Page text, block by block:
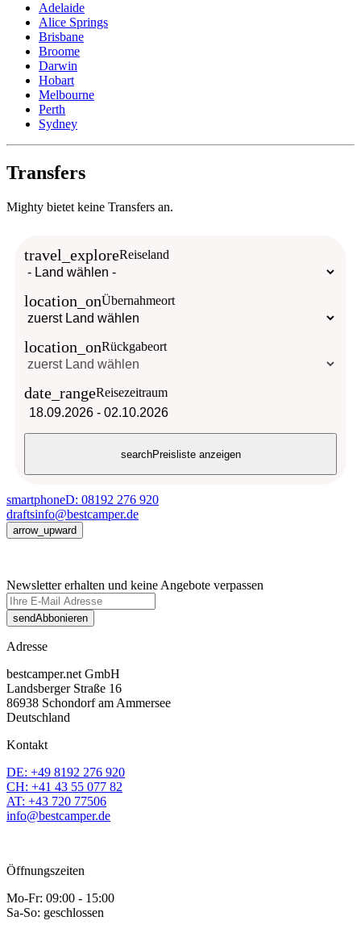
Adelaide
Alice Springs
Brisbane
Broome
Darwin
Hobart
Melbourne
Perth
Sydney
Transfers
Mighty bietet keine Transfers an.
travel_exploreReiseland
location_onÜbernahmeort
location_onRückgabeort
date_rangeReisezeitraum
18.09.2026 - 02.10.2026
searchPreisliste anzeigen
smartphoneD: 08192 276 920
draftsinfo@bestcamper.de
arrow_upward
Newsletter erhalten und keine Angebote verpassen
sendAbbonieren
Adresse
bestcamper.net GmbH
Landsberger Straße 16
86938 Schondorf am Ammersee
Deutschland
Kontakt
DE: +49 8192 276 920
CH: +41 43 55 077 82
AT: +43 720 77506
info@bestcamper.de
Öffnungszeiten
Mo-Fr: 09:00 - 15:00
Sa-So: geschlossen